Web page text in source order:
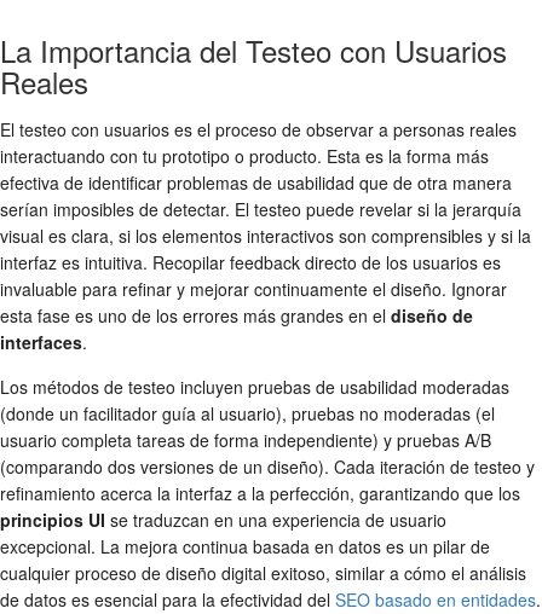
La Importancia del Testeo con Usuarios
Reales
El testeo con usuarios es el proceso de observar a personas reales
interactuando con tu prototipo o producto. Esta es la forma más
efectiva de identificar problemas de usabilidad que de otra manera
serían imposibles de detectar. El testeo puede revelar si la jerarquía
visual es clara, si los elementos interactivos son comprensibles y si la
interfaz es intuitiva. Recopilar feedback directo de los usuarios es
invaluable para refinar y mejorar continuamente el diseño. Ignorar
esta fase es uno de los errores más grandes en el diseño de
interfaces.
Los métodos de testeo incluyen pruebas de usabilidad moderadas
(donde un facilitador guía al usuario), pruebas no moderadas (el
usuario completa tareas de forma independiente) y pruebas A/B
(comparando dos versiones de un diseño). Cada iteración de testeo y
refinamiento acerca la interfaz a la perfección, garantizando que los
principios UI se traduzcan en una experiencia de usuario
excepcional. La mejora continua basada en datos es un pilar de
cualquier proceso de diseño digital exitoso, similar a cómo el análisis
de datos es esencial para la efectividad del SEO basado en entidades.